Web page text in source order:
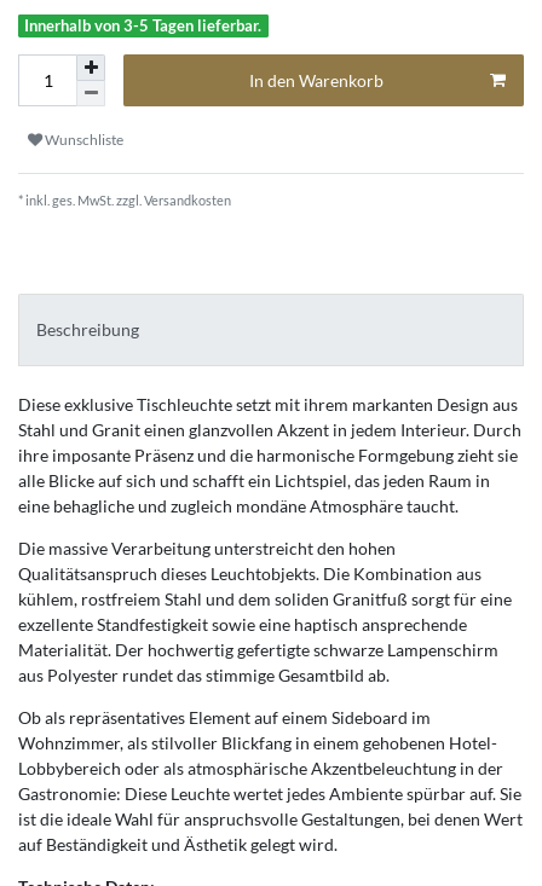
Innerhalb von 3-5 Tagen lieferbar.
In den Warenkorb
Wunschliste
* inkl. ges. MwSt. zzgl. Versandkosten
Beschreibung
Diese exklusive Tischleuchte setzt mit ihrem markanten Design aus
Stahl und Granit einen glanzvollen Akzent in jedem Interieur. Durch
ihre imposante Präsenz und die harmonische Formgebung zieht sie
alle Blicke auf sich und schafft ein Lichtspiel, das jeden Raum in
eine behagliche und zugleich mondäne Atmosphäre taucht.
Die massive Verarbeitung unterstreicht den hohen
Qualitätsanspruch dieses Leuchtobjekts. Die Kombination aus
kühlem, rostfreiem Stahl und dem soliden Granitfuß sorgt für eine
exzellente Standfestigkeit sowie eine haptisch ansprechende
Materialität. Der hochwertig gefertigte schwarze Lampenschirm
aus Polyester rundet das stimmige Gesamtbild ab.
Ob als repräsentatives Element auf einem Sideboard im
Wohnzimmer, als stilvoller Blickfang in einem gehobenen Hotel-
Lobbybereich oder als atmosphärische Akzentbeleuchtung in der
Gastronomie: Diese Leuchte wertet jedes Ambiente spürbar auf. Sie
ist die ideale Wahl für anspruchsvolle Gestaltungen, bei denen Wert
auf Beständigkeit und Ästhetik gelegt wird.